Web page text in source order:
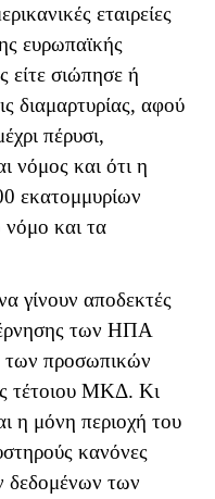
εταιρείες
ευρωπαϊκής
σιώπησε ή
διαμαρτυρίας, αφού
πέρυσι,
νόμος και ότι η
εκατομμυρίων
νόμο και τα
γίνουν αποδεκτές
των ΗΠΑ
των προσωπικών
τέτοιου ΜΚΔ. Κι
η μόνη περιοχή του
κανόνες
δεδομένων των